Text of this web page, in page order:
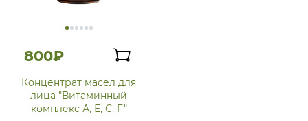
800₽
Концентрат масел для
лица "Витаминный
комплекс А, Е, С, F"